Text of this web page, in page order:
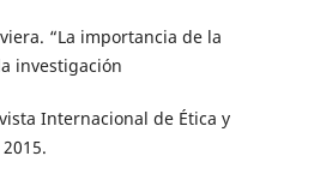
“La importancia de la
investigación
Internacional de Ética y